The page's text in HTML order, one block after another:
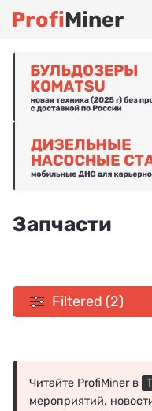
ProfiMiner
Запчасти
Filtered (2)
Читайте ProfiMiner в
мероприятий,